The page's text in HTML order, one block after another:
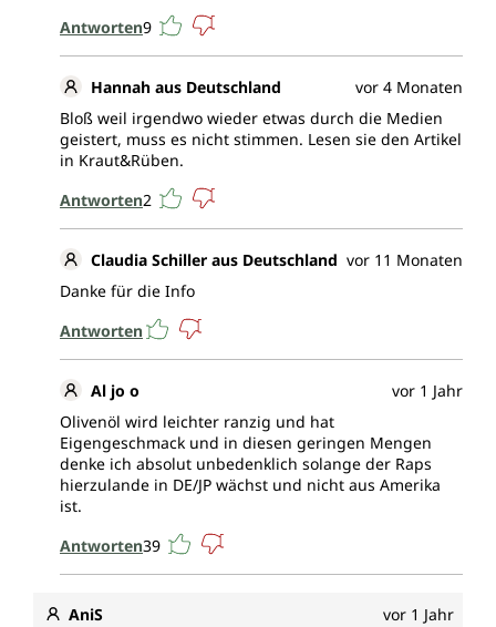
Antworten9
Hannah aus Deutschland
vor 4 Monaten
Bloß weil irgendwo wieder etwas durch die Medien
geistert, muss es nicht stimmen. Lesen sie den Artikel
in Kraut&Rüben.
Antworten2
Claudia Schiller aus Deutschland vor 11 Monaten
Danke für die Info
Antworten
Al jo o
vor 1 Jahr
Olivenöl wird leichter ranzig und hat
Eigengeschmack und in diesen geringen Mengen
denke ich absolut unbedenklich solange der Raps
hierzulande in DE/JP wächst und nicht aus Amerika
ist.
Antworten39
AniS vor 1 Jahr